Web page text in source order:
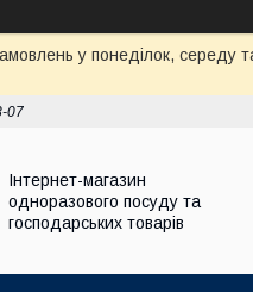
у понеділок, середу
07
Інтернет-магазин
одноразового посуду та
господарських товарів